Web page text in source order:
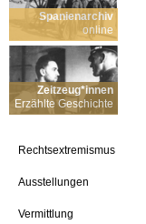
Spanienarchiv
online
Zeitzeug*innen
Erzählte Geschichte
Rechtsextremismus
Ausstellungen
Vermittlung